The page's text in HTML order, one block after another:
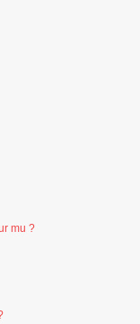
mu ?